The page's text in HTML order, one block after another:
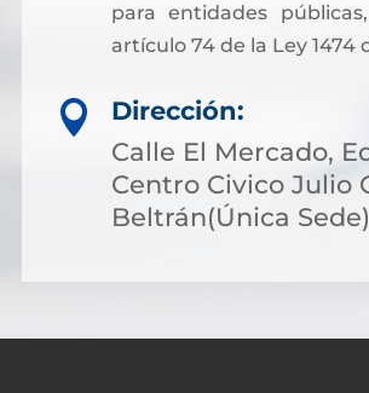
para entidades
artículo 74 de la Ley 1474

Dirección:
Calle El Mercado,
Centro Civico Julio
Beltrán(Única Sede)